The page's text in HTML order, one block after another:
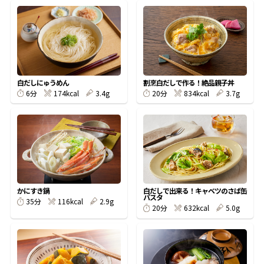
『踊り節』
鰹節屋の
だしパック
だし粉
白だしにゅうめん
6分
174kcal 3.4g
割烹白だしで作る！絶品親子丼
20分
834kcal 3.7g
かにすき鍋
35分
116kcal 2.9g
白だしで出来る！キャベツのさば缶
パスタ
20分
632kcal 5.0g